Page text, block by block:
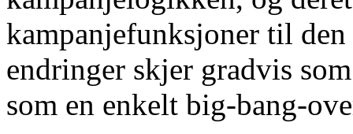
kampanjefunksjoner til
endringer skjer gradvis
som en enkelt big-bang-